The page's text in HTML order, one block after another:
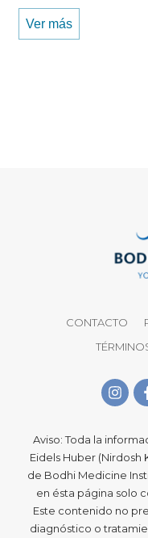
Ver más
CONTACTO
Aviso: Toda la
Eidels Huber (Nirdosh
de Bodhi Medicine
en ésta página solo
Este contenido no
diagnóstico o